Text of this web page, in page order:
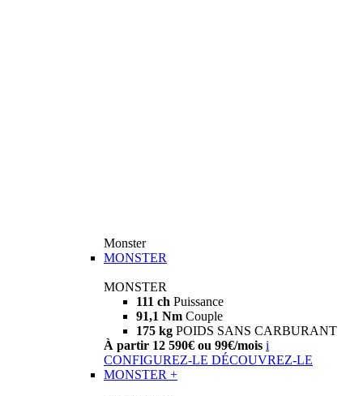
Monster
MONSTER
MONSTER
111 ch Puissance
91,1 Nm Couple
175 kg POIDS SANS CARBURANT
À partir 12 590€ ou 99€/mois i
CONFIGUREZ-LE DÉCOUVREZ-LE
MONSTER +